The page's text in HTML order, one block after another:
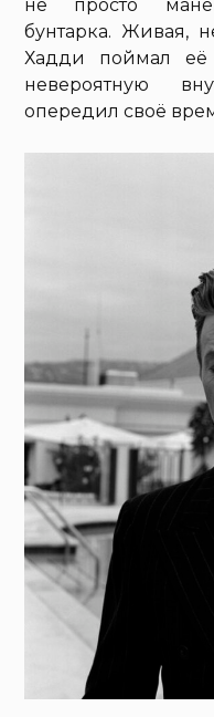
не просто
бунтарка. Живая,
Хадди поймал её
невероятную
опередил своё